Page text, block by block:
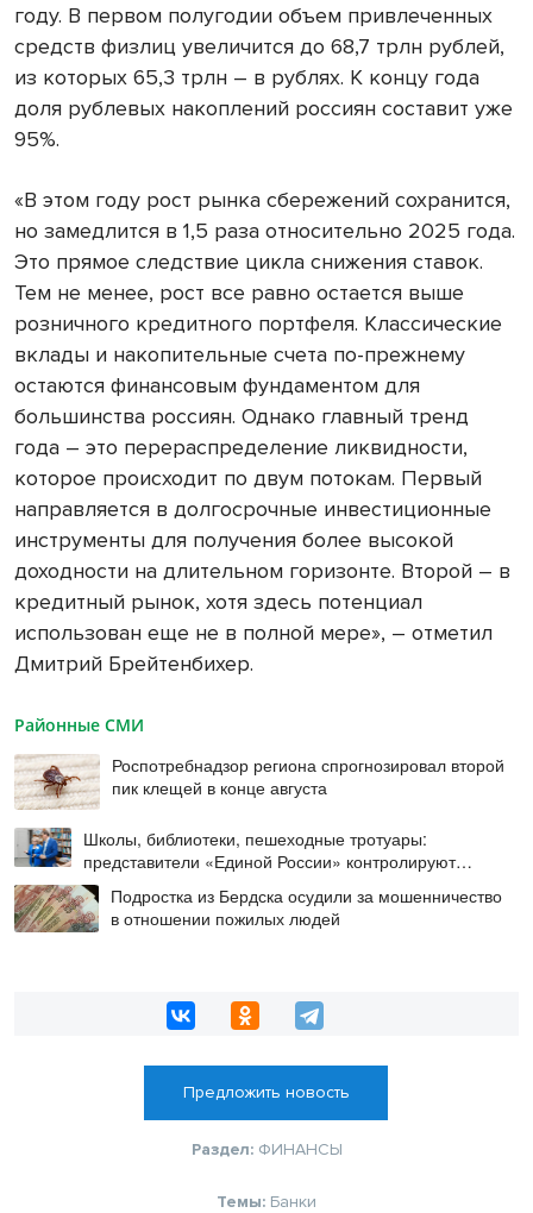
году. В первом полугодии объем привлеченных
средств физлиц увеличится до 68,7 трлн рублей,
из которых 65,3 трлн – в рублях. К концу года
доля рублевых накоплений россиян составит уже
95%.
«В этом году рост рынка сбережений сохранится,
но замедлится в 1,5 раза относительно 2025 года.
Это прямое следствие цикла снижения ставок.
Тем не менее, рост все равно остается выше
розничного кредитного портфеля. Классические
вклады и накопительные счета по-прежнему
остаются финансовым фундаментом для
большинства россиян. Однако главный тренд
года – это перераспределение ликвидности,
которое происходит по двум потокам. Первый
направляется в долгосрочные инвестиционные
инструменты для получения более высокой
доходности на длительном горизонте. Второй – в
кредитный рынок, хотя здесь потенциал
использован еще не в полной мере», – отметил
Дмитрий Брейтенбихер.
Районные СМИ
Роспотребнадзор региона спрогнозировал второй
пик клещей в конце августа
Школы, библиотеки, пешеходные тротуары:
представители «Единой России» контролируют
работы на социальных объектах
Подростка из Бердска осудили за мошенничество
в отношении пожилых людей
Предложить новость
Раздел: ФИНАНСЫ
Темы: Банки